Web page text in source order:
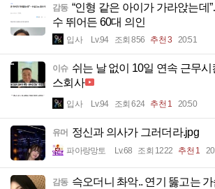
감동 “인형 같은 아이가 가라앉는데
수 뛰어든 60대 의인
입사 Lv.94 조회 856 추천 3 20:51
이슈 쉬는 날 없이 10일 연속 근무시
스회사
입사 Lv.94 조회 624 추천 1 20:50
유머 정신과 의사가 그러더라.jpg
파아랑망토 Lv.68 조회 1222 추천 1
감동 슥오더니 촤악.. 연기 뚫고는